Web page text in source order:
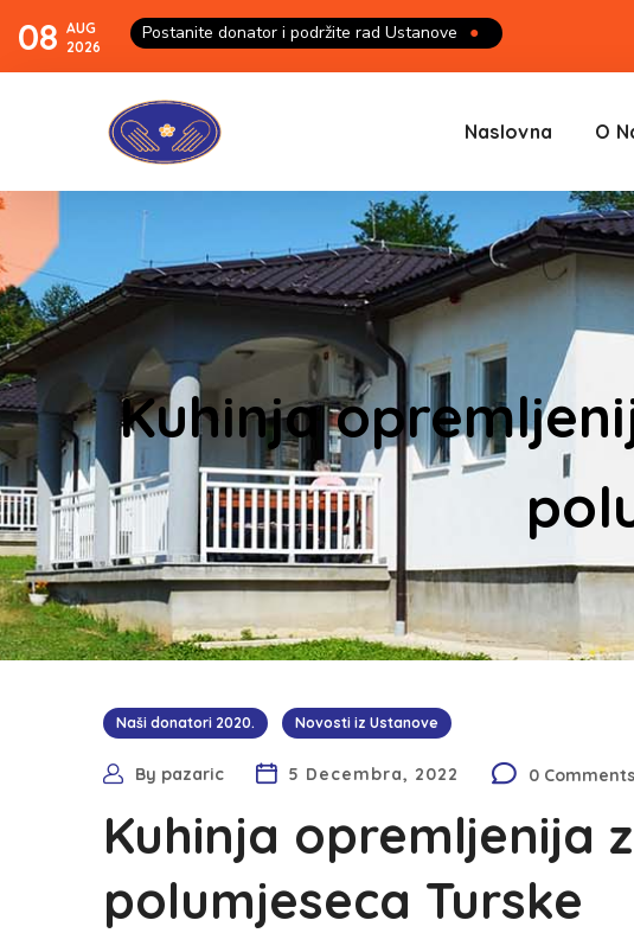
08 AUG
2026
Postanite donator i podržite rad Ustanove ●
Naslovna O
Kuhinja
Naši donatori 2020. Novosti iz Ustanove
By pazaric 5 Decembra, 2022 0 Comments
Kuhinja opremljenija
polumjeseca Turske